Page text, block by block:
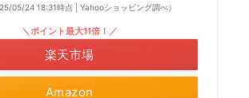
05/24 18:31時点 | Yahooショッピング調べ）
Amazon
＼ポイント最大11倍！／
楽天市場